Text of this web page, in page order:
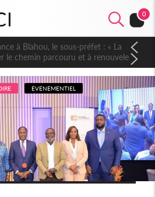
0
à Blahou, le sous-préfet : « La
le chemin parcouru et à renouveler
en faveur du développement »
EVENEMENTIEL